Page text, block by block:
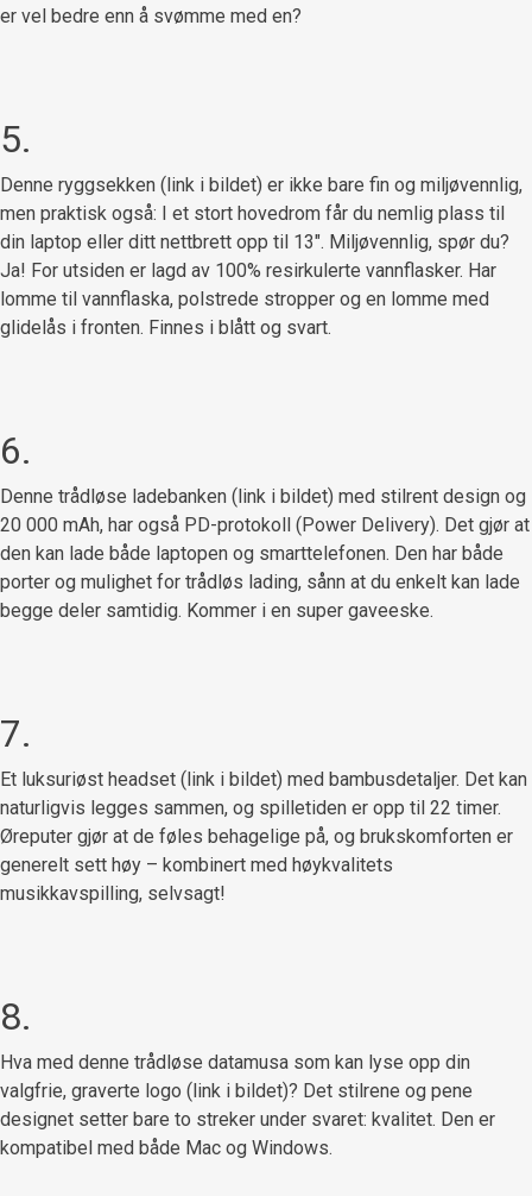
er vel bedre enn å svømme med en?
5.
Denne ryggsekken (link i bildet) er ikke bare fin og miljøvennlig,
men praktisk også: I et stort hovedrom får du nemlig plass til
din laptop eller ditt nettbrett opp til 13″. Miljøvennlig, spør du?
Ja! For utsiden er lagd av 100% resirkulerte vannflasker. Har
lomme til vannflaska, polstrede stropper og en lomme med
glidelås i fronten. Finnes i blått og svart.
6.
Denne trådløse ladebanken (link i bildet) med stilrent design og
20 000 mAh, har også PD-protokoll (Power Delivery). Det gjør at
den kan lade både laptopen og smarttelefonen. Den har både
porter og mulighet for trådløs lading, sånn at du enkelt kan lade
begge deler samtidig. Kommer i en super gaveeske.
7.
Et luksuriøst headset (link i bildet) med bambusdetaljer. Det kan
naturligvis legges sammen, og spilletiden er opp til 22 timer.
Øreputer gjør at de føles behagelige på, og brukskomforten er
generelt sett høy – kombinert med høykvalitets
musikkavspilling, selvsagt!
8.
Hva med denne trådløse datamusa som kan lyse opp din
valgfrie, graverte logo (link i bildet)? Det stilrene og pene
designet setter bare to streker under svaret: kvalitet. Den er
kompatibel med både Mac og Windows.